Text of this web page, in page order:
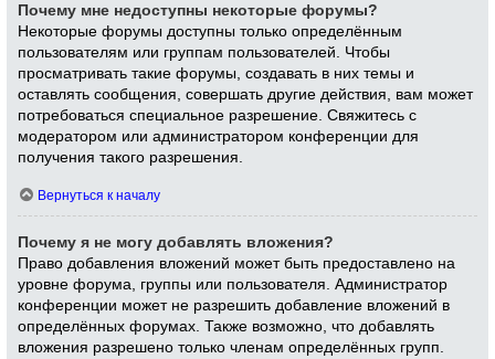
Почему мне недоступны некоторые форумы?
Некоторые форумы доступны только определённым
пользователям или группам пользователей. Чтобы
просматривать такие форумы, создавать в них темы и
оставлять сообщения, совершать другие действия, вам может
потребоваться специальное разрешение. Свяжитесь с
модератором или администратором конференции для
получения такого разрешения.
Вернуться к началу
Почему я не могу добавлять вложения?
Право добавления вложений может быть предоставлено на
уровне форума, группы или пользователя. Администратор
конференции может не разрешить добавление вложений в
определённых форумах. Также возможно, что добавлять
вложения разрешено только членам определённых групп.